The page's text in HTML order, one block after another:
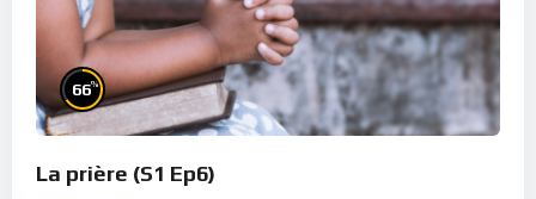
66%
La prière (S1 Ep6)